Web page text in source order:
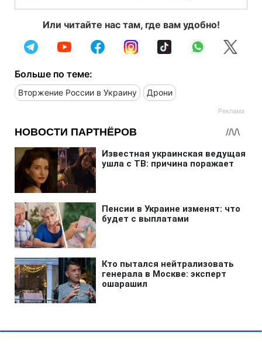
Или читайте нас там, где вам удобно!
Больше по теме:
Вторжение России в Украину Дрони